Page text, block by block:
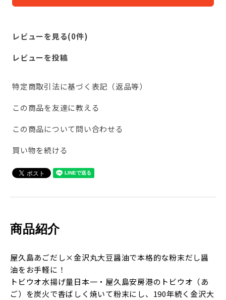
レビューを見る(0件)
レビューを投稿
特定商取引法に基づく表記（返品等）
この商品を友達に教える
この商品について問い合わせる
買い物を続ける
商品紹介
屋久島あごだし×金沢丸大豆醤油で本格的な粉末だし醤
油をお手軽に！
トビウオ水揚げ量日本一・屋久島安房港のトビウオ（あ
ご）を炭火で香ばしく焼いて粉末にし、190年続く金沢大